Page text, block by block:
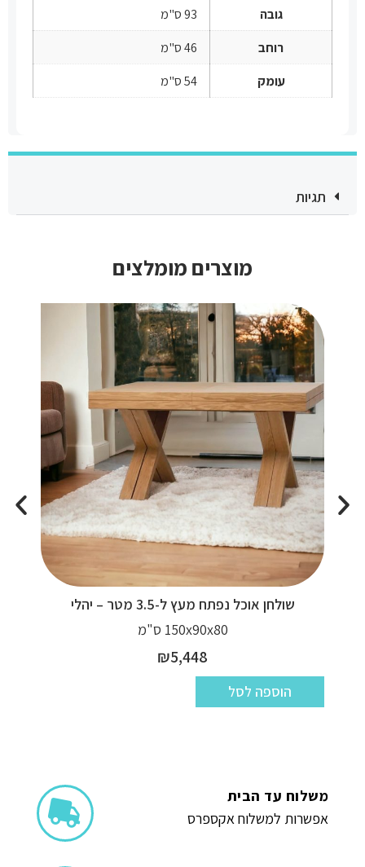
גובה
93 ס"מ
רוחב
46 ס"מ
עומק
54 ס"מ
תגיות
מוצרים מומלצים
שולחן אוכל נפתח מעץ ל-3.5 מטר – יהלי
150x90x80 ס"מ
₪5,448
הוספה לסל
משלוח עד הבית
אפשרות למשלוח אקספרס